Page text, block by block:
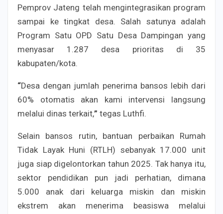
Pemprov Jateng telah mengintegrasikan program
sampai ke tingkat desa. Salah satunya adalah
Program Satu OPD Satu Desa Dampingan yang
menyasar 1.287 desa prioritas di 35
kabupaten/kota.
“Desa dengan jumlah penerima bansos lebih dari
60% otomatis akan kami intervensi langsung
melalui dinas terkait,” tegas Luthfi.
Selain bansos rutin, bantuan perbaikan Rumah
Tidak Layak Huni (RTLH) sebanyak 17.000 unit
juga siap digelontorkan tahun 2025. Tak hanya itu,
sektor pendidikan pun jadi perhatian, dimana
5.000 anak dari keluarga miskin dan miskin
ekstrem akan menerima beasiswa melalui